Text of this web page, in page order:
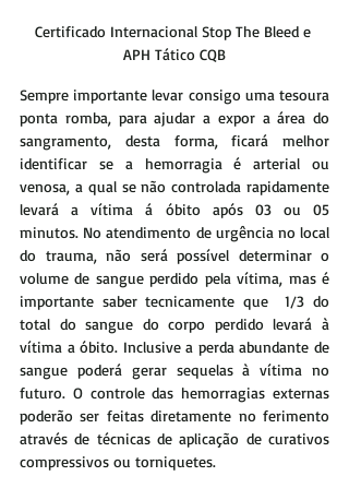
Certificado Internacional Stop The Bleed e
APH Tático CQB
Sempre importante levar consigo uma tesoura
ponta romba, para ajudar a expor a área do
sangramento, desta forma, ficará melhor
identificar se a hemorragia é arterial ou
venosa, a qual se não controlada rapidamente
levará a vítima á óbito após 03 ou 05
minutos. No atendimento de urgência no local
do trauma, não será possível determinar o
volume de sangue perdido pela vítima, mas é
importante saber tecnicamente que  1/3 do
total do sangue do corpo perdido levará à
vítima a óbito. Inclusive a perda abundante de
sangue poderá gerar sequelas à vítima no
futuro. O controle das hemorragias externas
poderão ser feitas diretamente no ferimento
através de técnicas de aplicação de curativos
compressivos ou torniquetes.